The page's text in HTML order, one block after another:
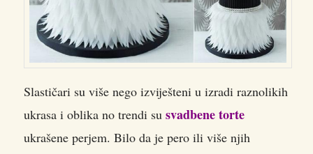
Slastičari su više nego izviješteni u izradi raznolikih
ukrasa i oblika no trendi su svadbene torte
ukrašene perjem. Bilo da je pero ili više njih